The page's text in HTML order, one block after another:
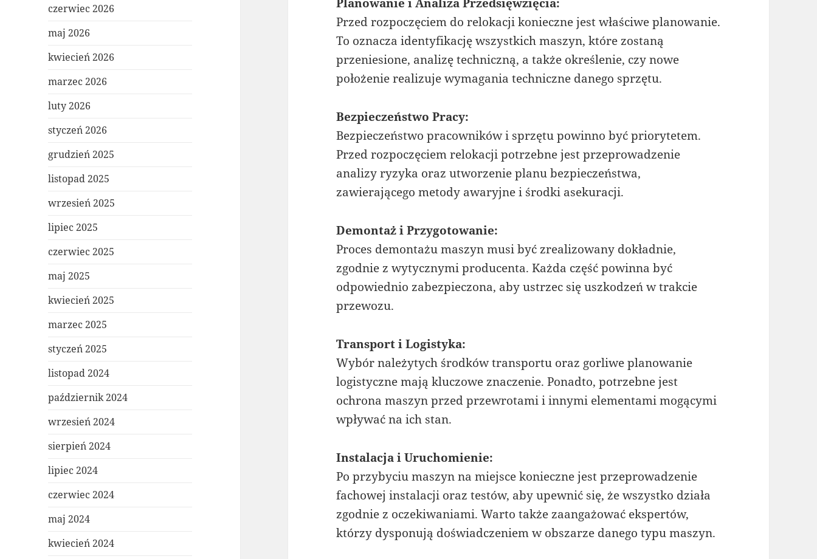
czerwiec 2026
maj 2026
kwiecień 2026
marzec 2026
luty 2026
styczeń 2026
grudzień 2025
listopad 2025
wrzesień 2025
lipiec 2025
czerwiec 2025
maj 2025
kwiecień 2025
marzec 2025
styczeń 2025
listopad 2024
październik 2024
wrzesień 2024
sierpień 2024
lipiec 2024
czerwiec 2024
maj 2024
kwiecień 2024
Przed rozpoczęciem do relokacji konieczne jest właściwe planowanie.
To oznacza identyfikację wszystkich maszyn, które zostaną
przeniesione, analizę techniczną, a także określenie, czy nowe
położenie realizuje wymagania techniczne danego sprzętu.
Bezpieczeństwo Pracy:
Bezpieczeństwo pracowników i sprzętu powinno być priorytetem.
Przed rozpoczęciem relokacji potrzebne jest przeprowadzenie
analizy ryzyka oraz utworzenie planu bezpieczeństwa,
zawierającego metody awaryjne i środki asekuracji.
Demontaż i Przygotowanie:
Proces demontażu maszyn musi być zrealizowany dokładnie,
zgodnie z wytycznymi producenta. Każda część powinna być
odpowiednio zabezpieczona, aby ustrzec się uszkodzeń w trakcie
przewozu.
Transport i Logistyka:
Wybór należytych środków transportu oraz gorliwe planowanie
logistyczne mają kluczowe znaczenie. Ponadto, potrzebne jest
ochrona maszyn przed przewrotami i innymi elementami mogącymi
wpływać na ich stan.
Instalacja i Uruchomienie:
Po przybyciu maszyn na miejsce konieczne jest przeprowadzenie
fachowej instalacji oraz testów, aby upewnić się, że wszystko działa
zgodnie z oczekiwaniami. Warto także zaangażować ekspertów,
którzy dysponują doświadczeniem w obszarze danego typu maszyn.